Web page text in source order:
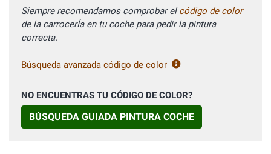
Siempre recomendamos comprobar elcódigo de color
de la carrocerÍa en tu coche para pedir la pintura
correcta.
Búsqueda avanzada código de color
NO ENCUENTRAS TU CÓDIGO DE COLOR?
BÚSQUEDA GUIADA PINTURA COCHE